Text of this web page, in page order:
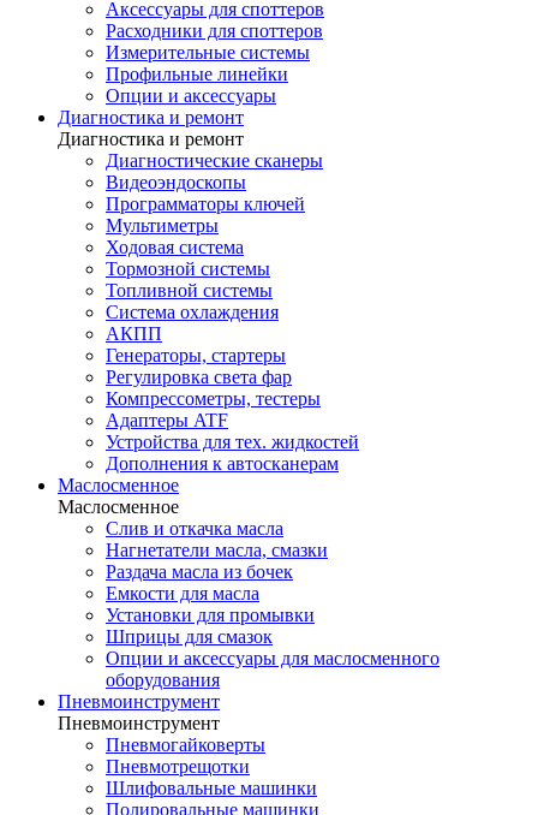
Аксессуары для споттеров
Расходники для споттеров
Измерительные системы
Профильные линейки
Опции и аксессуары
Диагностика и ремонт
Диагностика и ремонт
Диагностические сканеры
Видеоэндоскопы
Программаторы ключей
Мультиметры
Ходовая система
Тормозной системы
Топливной системы
Система охлаждения
АКПП
Генераторы, стартеры
Регулировка света фар
Компрессометры, тестеры
Адаптеры ATF
Устройства для тех. жидкостей
Дополнения к автосканерам
Маслосменное
Маслосменное
Слив и откачка масла
Нагнетатели масла, смазки
Раздача масла из бочек
Емкости для масла
Установки для промывки
Шприцы для смазок
Опции и аксессуары для маслосменного
оборудования
Пневмоинструмент
Пневмоинструмент
Пневмогайковерты
Пневмотрещотки
Шлифовальные машинки
Полировальные машинки